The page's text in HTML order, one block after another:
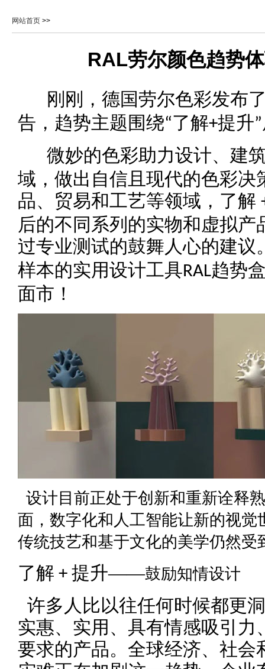
网站首页 >>
RAL劳尔颜色趋势
刚刚，德国劳尔色彩发布
告，趋势主题围绕“了解+提升”
微妙的色彩助力设计、建
域，做出自信且现代的色彩决
品、贸易和工艺等领域，了解
后的不同系列的实物和虚拟
过专业测试的鼓舞人心的建议
样本的实用设计工具RAL趋势
面市！
设计目前正处于创新和重新诠释
面，数字化和人工智能让新的视
传统技艺和基于文化的美学仍然受
了解 + 提升——鼓励知情设计
许多人比以往任何时候都更
实惠、实用、具有情感吸引力
要求的产品。全球经济、社会